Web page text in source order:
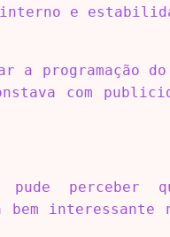
e
a programação
com
perceber
interessante